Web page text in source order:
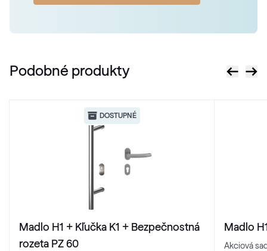
Podobné produkty
DOSTUPNÉ
Madlo H1 + Kľučka K1 + Bezpečnostná
rozeta PZ 60
Madlo
Akciová